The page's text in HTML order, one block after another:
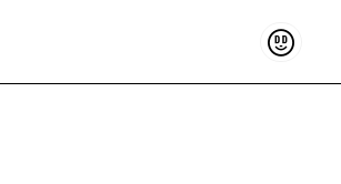
Sostenir